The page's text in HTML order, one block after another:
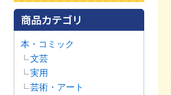
本・コミック
文芸
実用
芸術・アート